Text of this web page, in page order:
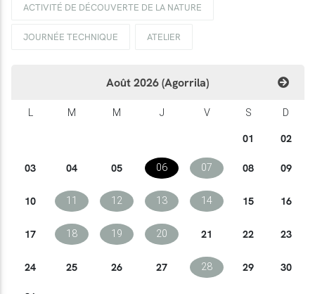
ACTIVITÉ DE DÉCOUVERTE DE LA NATURE
JOURNÉE TECHNIQUE ATELIER
Août 2026 (Agorrila)
L M M J V S D
01 02
03 04 05 06 07 08 09
10 11 12 13 14 15 16
17 18 19 20 21 22 23
24 25 26 27 28 29 30